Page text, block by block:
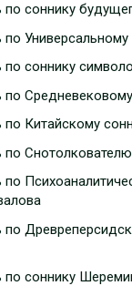
по соннику
по Универсальному
по соннику
по
по Китайскому
по
по
по
по соннику